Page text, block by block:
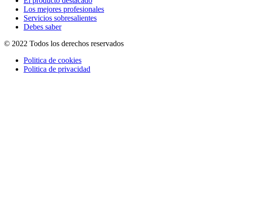
Los mejores profesionales
Servicios sobresalientes
Debes saber
© 2022 Todos los derechos reservados
Politica de cookies
Politica de privacidad